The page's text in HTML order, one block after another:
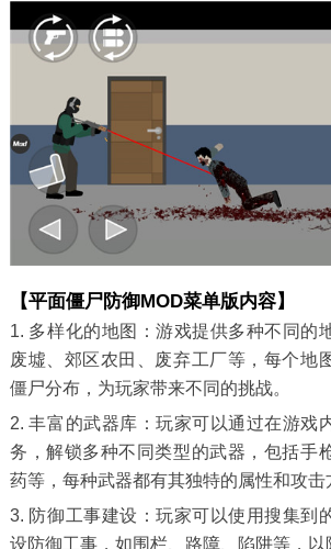
【平面僵尸防御MOD菜单版内容】
1. 多样化的地图：游戏提供多种不同的
废墟、郊区农田、废弃工厂等，每个地
僵尸分布，为玩家带来不同的挑战。
2. 丰富的武器库：玩家可以通过在游戏
务，解锁多种不同类型的武器，包括手
药等，每种武器都有其独特的属性和攻击
3. 防御工事建设：玩家可以使用搜集到
设防御工事，如围栏、路障、陷阱等，以